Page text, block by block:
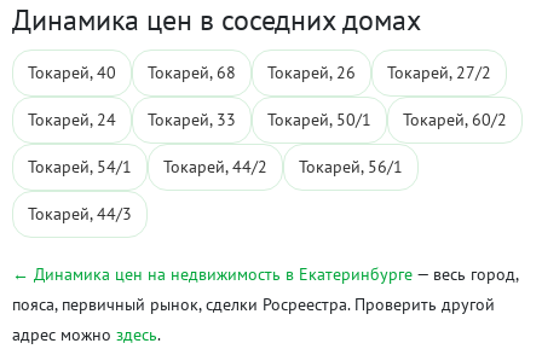
Динамика цен в соседних домах
Токарей, 40 Токарей, 68 Токарей, 26 Токарей, 27/2
Токарей, 24 Токарей, 33 Токарей, 50/1 Токарей, 60/2
Токарей, 54/1 Токарей, 44/2 Токарей, 56/1
Токарей, 44/3
← Динамика цен на недвижимость в Екатеринбурге — весь город,
пояса, первичный рынок, сделки Росреестра. Проверить другой
адрес можно здесь.